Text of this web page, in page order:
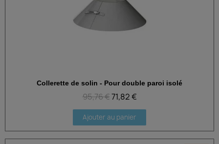
Aperçu rapide
Collerette de solin - Pour double paroi isolé
95,76 €71,82 €
Ajouter au panier